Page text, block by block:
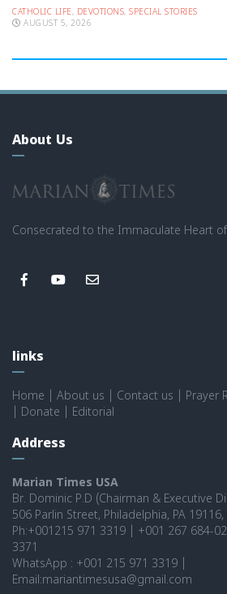
CATHOLIC LIFE, DEVOTIONS, SPECIAL STORIES
AUGUST 5, 2026
About Us
Consecrated to the Immaculate Heart
links
Home About us Contact us Prayer
Donate Editorial
Address
Marian Times USA
Br. Dominic P.D (Chairman & Executive
506 Parlin Street, Philadelphia, PA 19116,
Ph:+001215 971 3319 | +001 267 684-
3371
WhatsApp : +001 215 971 3319 |
Email:mariantimesusa@gmail.com